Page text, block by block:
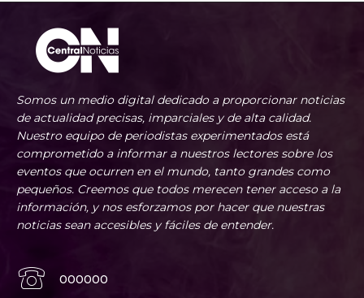
Somos un medio digital dedicado a proporcionar noticias
de actualidad precisas, imparciales y de alta calidad.
Nuestro equipo de periodistas experimentados está
comprometido a informar a nuestros lectores sobre los
eventos que ocurren en el mundo, tanto grandes como
pequeños. Creemos que todos merecen tener acceso a la
información, y nos esforzamos por hacer que nuestras
noticias sean accesibles y fáciles de entender.
000000